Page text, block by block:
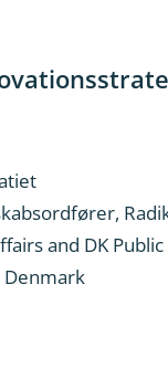
and DK
Denmark